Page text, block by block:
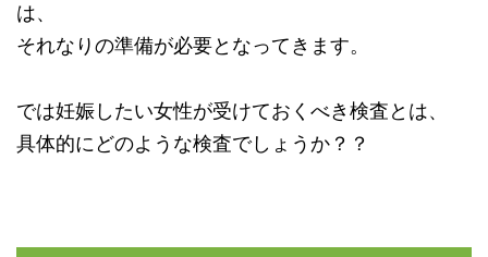
は、
それなりの準備が必要となってきます。
では妊娠したい女性が受けておくべき検査とは、
具体的にどのような検査でしょうか？？